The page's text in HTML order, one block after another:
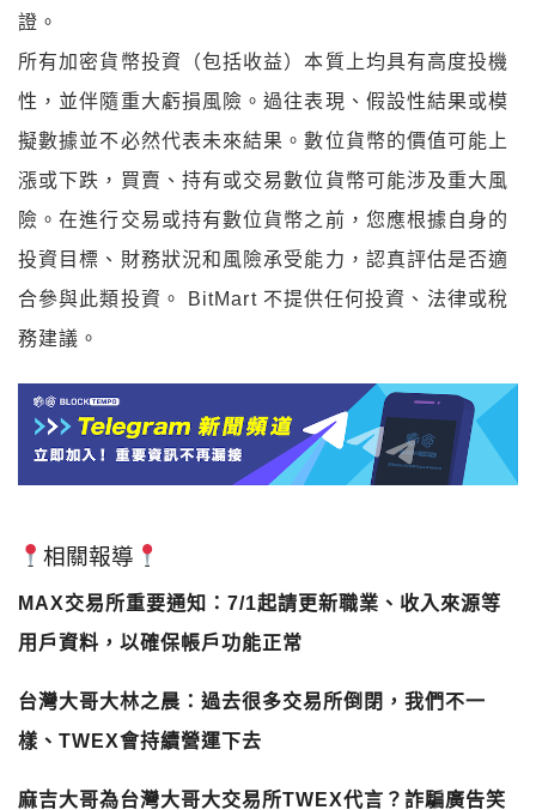
證。
所有加密貨幣投資（包括收益）本質上均具有高度投機
性，並伴隨重大虧損風險。過往表現、假設性結果或模
擬數據並不必然代表未來結果。數位貨幣的價值可能上
漲或下跌，買賣、持有或交易數位貨幣可能涉及重大風
險。在進行交易或持有數位貨幣之前，您應根據自身的
投資目標、財務狀況和風險承受能力，認真評估是否適
合參與此類投資。 BitMart 不提供任何投資、法律或稅
務建議。
相關報導
MAX交易所重要通知：7/1起請更新職業、收入來源等
用戶資料，以確保帳戶功能正常
台灣大哥大林之晨：過去很多交易所倒閉，我們不一
樣、TWEX會持續營運下去
麻吉大哥為台灣大哥大交易所TWEX代言？詐騙廣告笑